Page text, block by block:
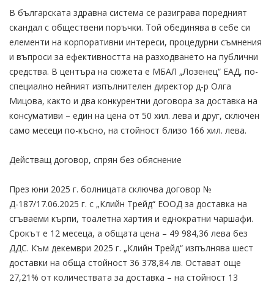
В българската здравна система се разиграва поредният
скандал с обществени поръчки. Той обединява в себе си
елементи на корпоративни интереси, процедурни съмнения
и въпроси за ефективността на разходването на публични
средства. В центъра на сюжета е МБАЛ „Лозенец“ ЕАД, по-
специално нейният изпълнителен директор д-р Олга
Мицова, както и два конкурентни договора за доставка на
консумативи – един на цена от 50 хил. лева и друг, сключен
само месеци по-късно, на стойност близо 166 хил. лева.
Действащ договор, спрян без обяснение
През юни 2025 г. болницата сключва договор №
Д-187/17.06.2025 г. с „Клийн Трейд“ ЕООД за доставка на
сгъваеми кърпи, тоалетна хартия и еднократни чаршафи.
Срокът е 12 месеца, а общата цена – 49 984,36 лева без
ДДС. Към декември 2025 г. „Клийн Трейд“ изпълнява шест
доставки на обща стойност 36 378,84 лв. Остават още
27,21% от количествата за доставка – на стойност 13